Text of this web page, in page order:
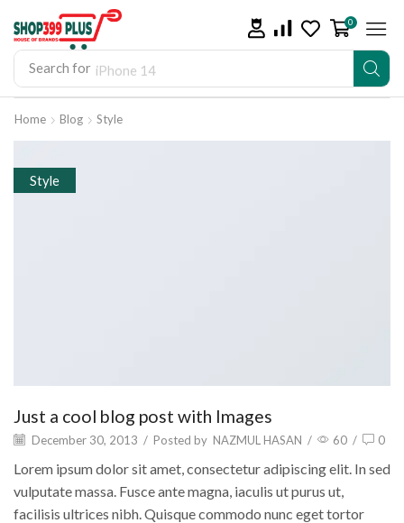
Search for iPhone 14
0
Home Blog Style
Style
Just a cool blog post with Images
December 30, 2013 / Posted by NAZMUL HASAN / 60 / 0
Lorem ipsum dolor sit amet, consectetur adipiscing elit. In sed
vulputate massa. Fusce ante magna, iaculis ut purus ut,
facilisis ultrices nibh. Quisque commodo nunc eget tortor